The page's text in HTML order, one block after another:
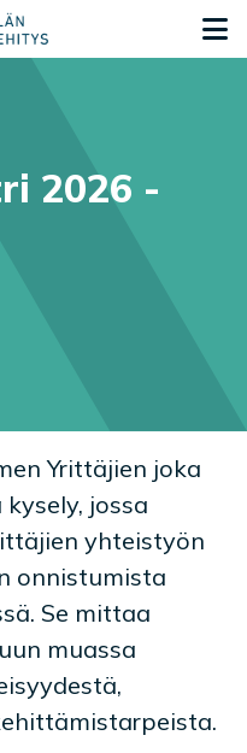
2026 -
Yrittäjien joka
jossa
yhteistyön
onnistumista
Se mittaa
muassa